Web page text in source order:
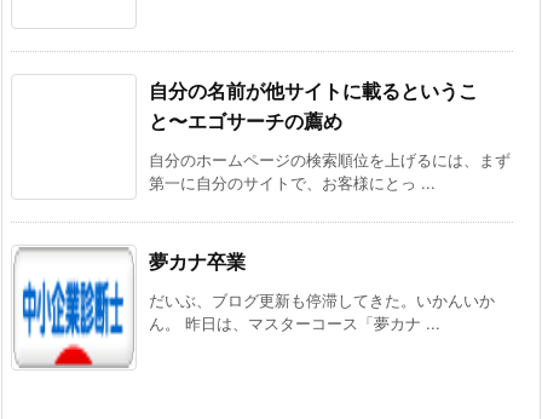
自分の名前が他サイトに載るというこ
と〜エゴサーチの薦め
自分のホームページの検索順位を上げるには、まず
第一に自分のサイトで、お客様にとっ ...
夢カナ卒業
だいぶ、ブログ更新も停滞してきた。いかんいか
ん。 昨日は、マスターコース「夢カナ ...